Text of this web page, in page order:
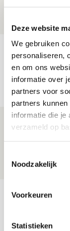
Deze website
We gebruiken
personaliseren,
en om ons
informatie over
partners voor
partners
informatie die je
verzameld op
Noodzakelijk
Voorkeuren
Statistieken
06 AUGUSTUS 2026 -
Reis jij als
met
06 AUGUSTUS 2026 -
PRIJSVRAAG
Drie
NIEUWS